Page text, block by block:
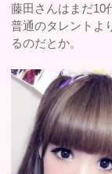
藤田さんはまだ10
普通のタレントよ
るのだとか。